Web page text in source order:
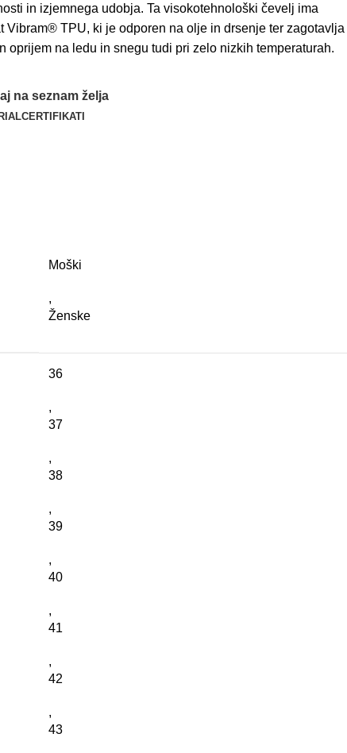
in izjemnega udobja. Ta visokotehnološki čevelj ima
Vibram® TPU, ki je odporen na olje in drsenje ter zagotavlja
oprijem na ledu in snegu tudi pri zelo nizkih temperaturah.
na seznam želja
CERTIFIKATI
Moški
,
Ženske
36
,
37
,
38
,
39
,
40
,
41
,
42
,
43